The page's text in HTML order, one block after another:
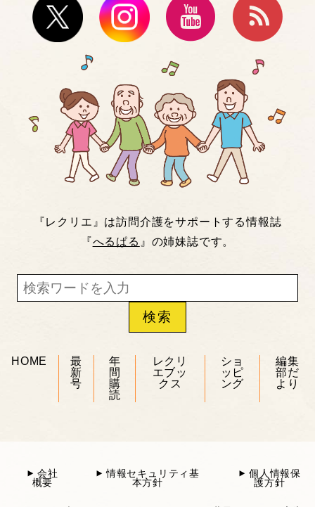
『レクリエ』は訪問介護をサポートする情報誌
『へるぱる 』の姉妹誌です。
HOME
最
新
号
年
間
購
読
レクリ
エブッ
クス
ショ
ッピ
ング
編集
部だ
より
会社
概要
情報セキュリティ基
本方針
個人情報保
護方針